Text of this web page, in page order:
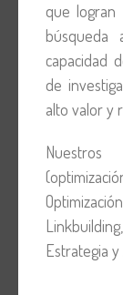
que logran
búsqueda
capacidad
de
alto valor y
Estrategia y